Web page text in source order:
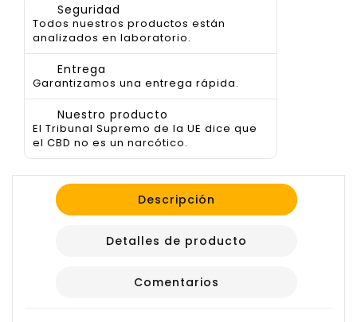
Seguridad
Todos nuestros productos están
analizados en laboratorio.
Entrega
Garantizamos una entrega rápida.
Nuestro producto
El Tribunal Supremo de la UE dice que
el CBD no es un narcótico.
Descripción
Detalles de producto
Comentarios